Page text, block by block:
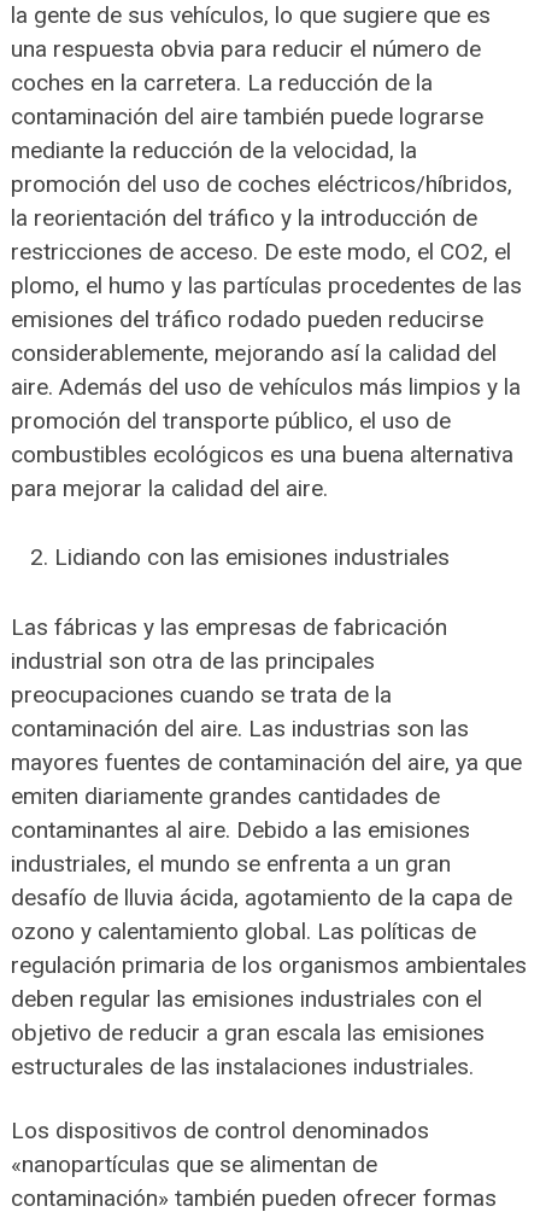
la gente de sus vehículos, lo que sugiere que es
una respuesta obvia para reducir el número de
coches en la carretera. La reducción de la
contaminación del aire también puede lograrse
mediante la reducción de la velocidad, la
promoción del uso de coches eléctricos/híbridos,
la reorientación del tráfico y la introducción de
restricciones de acceso. De este modo, el CO2, el
plomo, el humo y las partículas procedentes de las
emisiones del tráfico rodado pueden reducirse
considerablemente, mejorando así la calidad del
aire. Además del uso de vehículos más limpios y la
promoción del transporte público, el uso de
combustibles ecológicos es una buena alternativa
para mejorar la calidad del aire.
Lidiando con las emisiones industriales
Las fábricas y las empresas de fabricación
industrial son otra de las principales
preocupaciones cuando se trata de la
contaminación del aire. Las industrias son las
mayores fuentes de contaminación del aire, ya que
emiten diariamente grandes cantidades de
contaminantes al aire. Debido a las emisiones
industriales, el mundo se enfrenta a un gran
desafío de lluvia ácida, agotamiento de la capa de
ozono y calentamiento global. Las políticas de
regulación primaria de los organismos ambientales
deben regular las emisiones industriales con el
objetivo de reducir a gran escala las emisiones
estructurales de las instalaciones industriales.
Los dispositivos de control denominados
«nanopartículas que se alimentan de
contaminación» también pueden ofrecer formas